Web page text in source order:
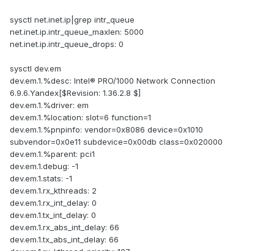
sysctl net.inet.ip|grep intr_queue
net.inet.ip.intr_queue_maxlen: 5000
net.inet.ip.intr_queue_drops: 0
sysctl dev.em
dev.em.1.%desc: Intel® PRO/1000 Network Connection
6.9.6.Yandex[$Revision: 1.36.2.8 $]
dev.em.1.%driver: em
dev.em.1.%location: slot=6 function=1
dev.em.1.%pnpinfo: vendor=0x8086 device=0x1010
subvendor=0x0e11 subdevice=0x00db class=0x020000
dev.em.1.%parent: pci1
dev.em.1.debug: -1
dev.em.1.stats: -1
dev.em.1.rx_kthreads: 2
dev.em.1.rx_int_delay: 0
dev.em.1.tx_int_delay: 0
dev.em.1.rx_abs_int_delay: 66
dev.em.1.tx_abs_int_delay: 66